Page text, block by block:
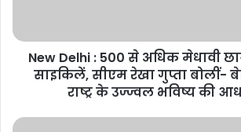
को
साइकिलें,
गुप्ता
New Delhi : 500 से अधिक मेधावी
साइकिलें, सीएम रेखा गुप्ता बोलीं-
राष्ट्र के उज्ज्वल भविष्य की
Punjab